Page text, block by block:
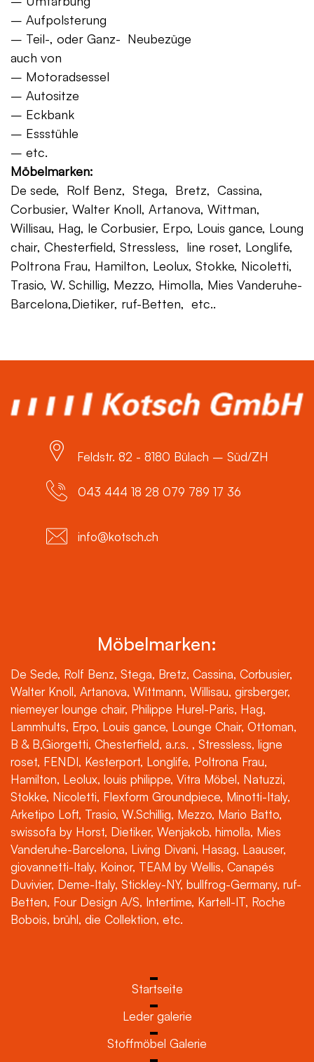
– Aufpolsterung
– Teil-, oder Ganz- Neubezüge
auch von
– Motoradsessel
– Autositze
– Eckbank
– Essstühle
– etc.
Möbelmarken:
De sede, Rolf Benz, Stega, Bretz, Cassina,
Corbusier, Walter Knoll, Artanova, Wittman,
Willisau, Hag, le Corbusier, Erpo, Louis gance, Loung
chair, Chesterfield, Stressless, line roset, Longlife,
Poltrona Frau, Hamilton, Leolux, Stokke, Nicoletti,
Trasio, W. Schillig, Mezzo, Himolla, Mies Vanderuhe-
Barcelona,Dietiker, ruf-Betten, etc..
Feldstr. 82 - 8180 Bülach – Süd/ZH
043 444 18 28 079 789 17 36
info@kotsch.ch
Möbelmarken:
De Sede, Rolf Benz, Stega, Bretz, Cassina, Corbusier,
Walter Knoll, Artanova, Wittmann, Willisau, girsberger,
niemeyer lounge chair, Philippe Hurel-Paris, Hag,
Lammhults, Erpo, Louis gance, Lounge Chair, Ottoman,
B & B,Giorgetti, Chesterfield, a.r.s. , Stressless, ligne
roset, FENDI, Kesterport, Longlife, Poltrona Frau,
Hamilton, Leolux, louis philippe, Vitra Möbel, Natuzzi,
Stokke, Nicoletti, Flexform Groundpiece, Minotti-Italy,
Arketipo Loft, Trasio, W.Schillig, Mezzo, Mario Batto,
swissofa by Horst, Dietiker, Wenjakob, himolla, Mies
Vanderuhe-Barcelona, Living Divani, Hasag, Laauser,
giovannetti-Italy, Koinor, TEAM by Wellis, Canapés
Duvivier, Deme-Italy, Stickley-NY, bullfrog-Germany, ruf-
Betten, Four Design A/S, Intertime, Kartell-IT, Roche
Bobois, brühl, die Collektion, etc.
Startseite
Leder galerie
Stoffmöbel Galerie